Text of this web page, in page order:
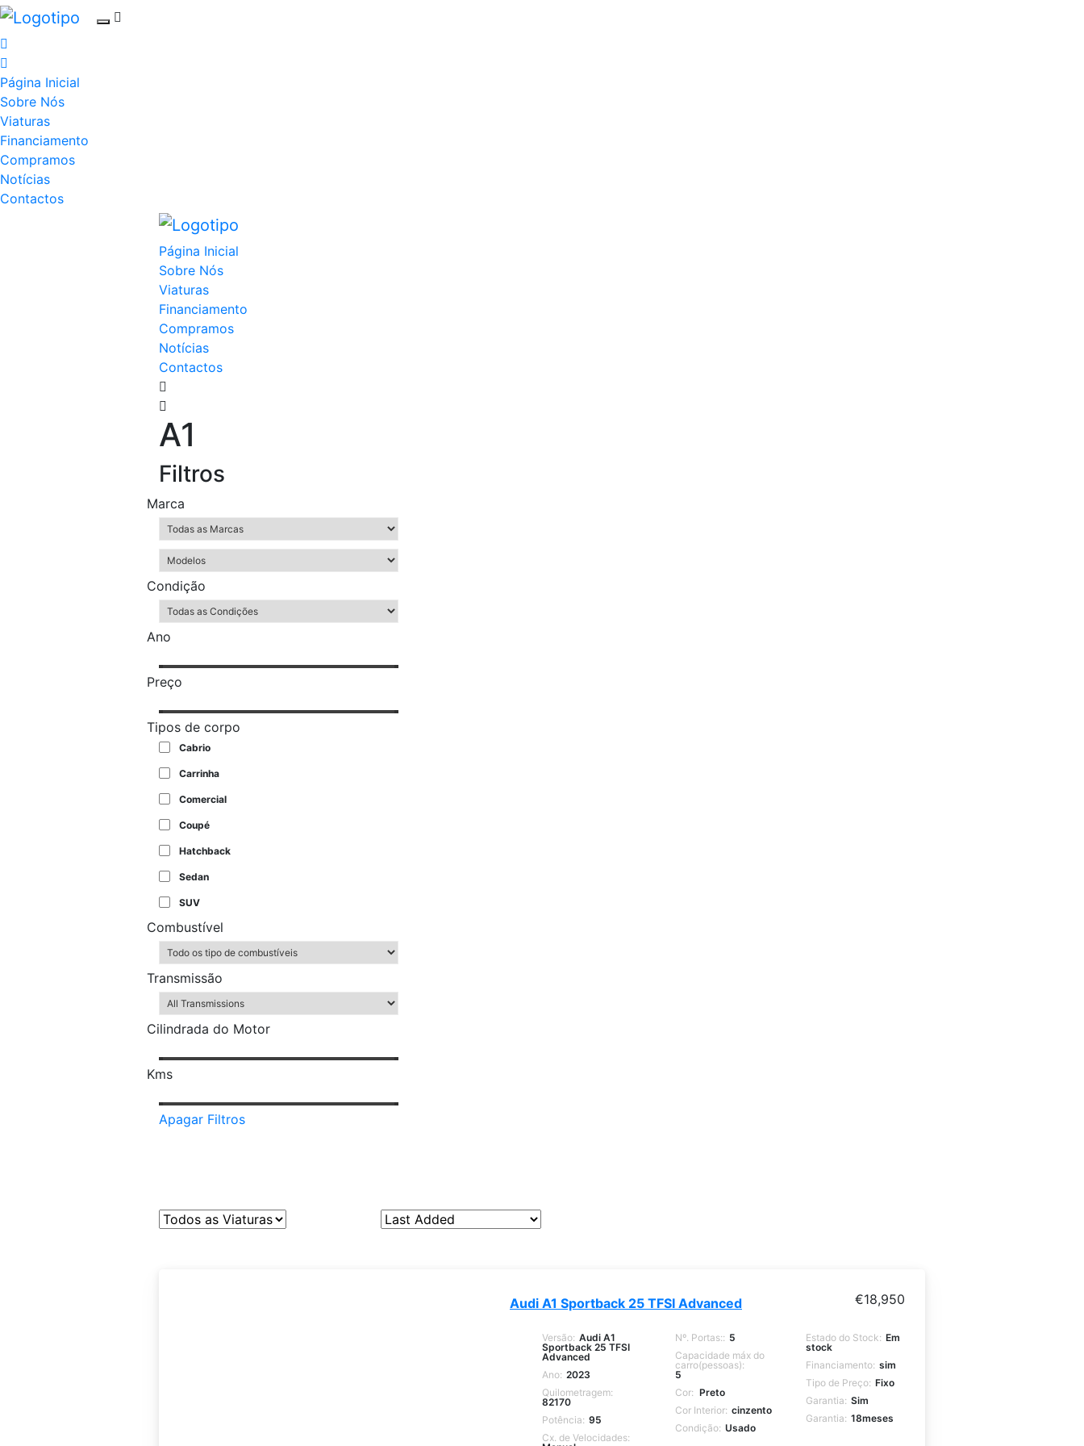
Página Inicial
Sobre Nós
Viaturas
Financiamento
Compramos
Notícias
Contactos
Página Inicial
Sobre Nós
Viaturas
Financiamento
Compramos
Notícias
Contactos
A1
Audi A1 Sportback 25 TFSI Advanced €18,950
Versão: Audi A1
Sportback 25 TFSI
Advanced
Ano: 2023
Quilometragem:
82170
Potência: 95
Cx. de Velocidades:
Nº. Portas:: 5
Capacidade máx do
carro(pessoas):
5
Cor: Preto
Cor Interior: cinzento
Condição: Usado
Estado do Stock: Em
stock
Financiamento: sim
Tipo de Preço: Fixo
Garantia: Sim
Garantia: 18meses
Filtros
Marca
Condição
Ano
Preço
Tipos de corpo
Cabrio
Carrinha
Comercial
Coupé
Hatchback
Sedan
SUV
Combustível
Transmissão
Cilindrada do Motor
Kms
Apagar Filtros